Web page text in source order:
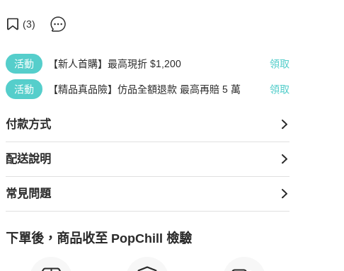
(3)
活動 【新人首購】最高現折 $1,200 領取
活動 【精品真品險】仿品全額退款 最高再賠 5 萬 領取
付款方式
配送說明
常見問題
下單後，商品收至 PopChill 檢驗